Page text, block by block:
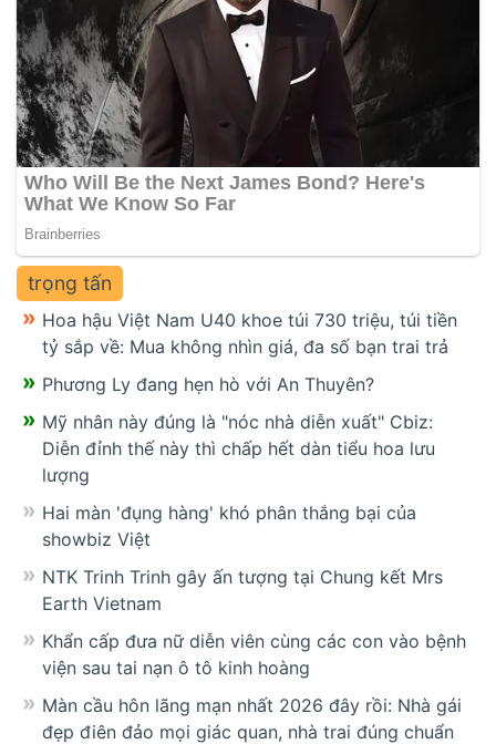
trọng tấn
Hoa hậu Việt Nam U40 khoe túi 730 triệu, túi tiền
tỷ sắp về: Mua không nhìn giá, đa số bạn trai trả
Phương Ly đang hẹn hò với An Thuyên?
Mỹ nhân này đúng là "nóc nhà diễn xuất" Cbiz:
Diễn đỉnh thế này thì chấp hết dàn tiểu hoa lưu
lượng
Hai màn 'đụng hàng' khó phân thắng bại của
showbiz Việt
NTK Trinh Trinh gây ấn tượng tại Chung kết Mrs
Earth Vietnam
Khẩn cấp đưa nữ diễn viên cùng các con vào bệnh
viện sau tai nạn ô tô kinh hoàng
Màn cầu hôn lãng mạn nhất 2026 đây rồi: Nhà gái
đẹp điên đảo mọi giác quan, nhà trai đúng chuẩn